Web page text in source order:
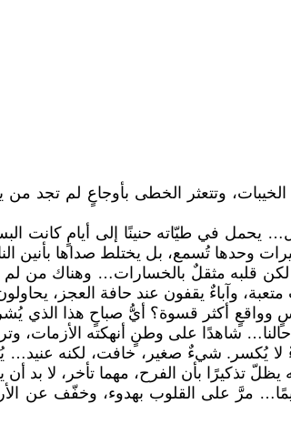
وتتعثر الخطى بأوجاعٍ لم تجد من
يحمل في طيّاته حنينًا إلى أيامٍ كانت
وحدها تُسمع، بل يختلط صداها بأنين
لكن قلبه مثقلٌ بالخسارات… وهناك من
وآباءٌ يقفون عند حافة العجز،
وواقعٍ أكثر قسوة؟ أيُّ صباحٍ هذا
شاهدًا على وطنٍ أنهكته الأزمات،
يُكسر. شيءٌ صغير، خافت، لكنه
يظلّ تذكيرًا بأن الفرح، مهما تأخر، لا بد
مرَّ على القلوب بهدوء، وخفّف عن